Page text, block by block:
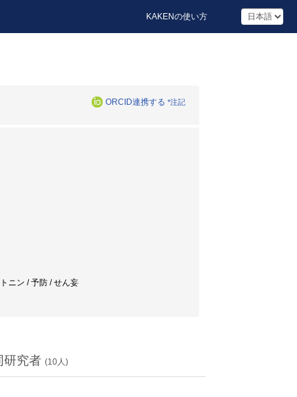
KAKENの使い方
ORCID連携する *注記
ニン / 予防 / せん妄
研究者 (10人)